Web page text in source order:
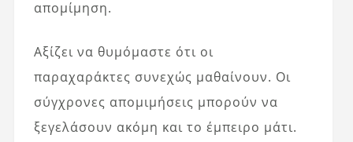
απομίμηση.
Αξίζει να θυμόμαστε ότι οι
παραχαράκτες συνεχώς μαθαίνουν. Οι
σύγχρονες απομιμήσεις μπορούν να
ξεγελάσουν ακόμη και το έμπειρο μάτι.